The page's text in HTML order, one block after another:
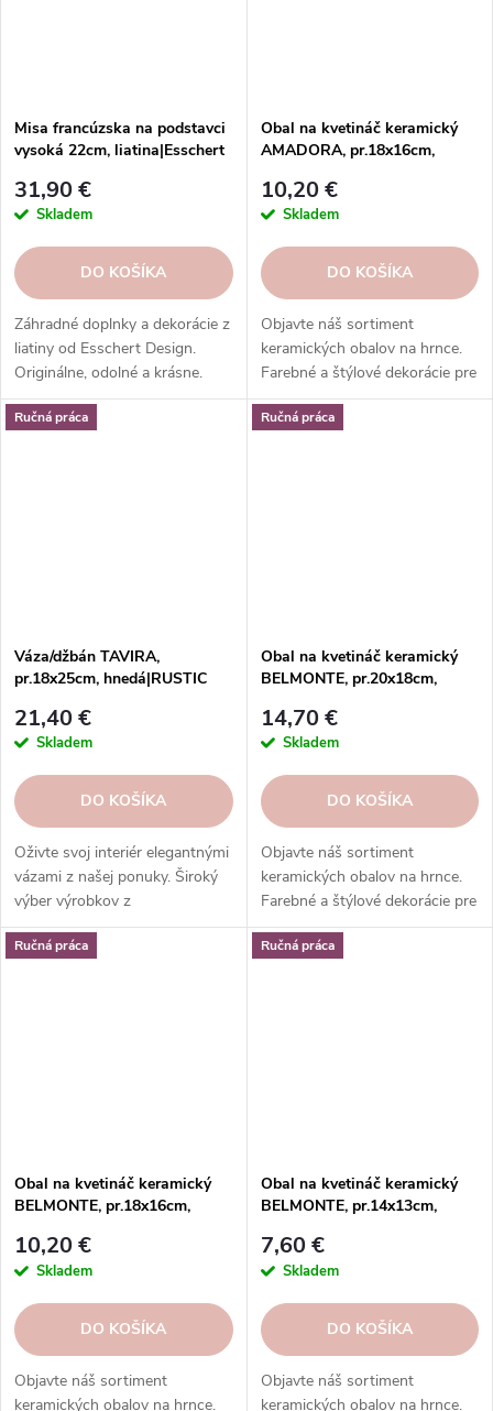
Misa francúzska na podstavci
vysoká 22cm, liatina|Esschert
31,90 €
Skladem
DO KOŠÍKA
Záhradné doplnky a dekorácie z
liatiny od Esschert Design.
Originálne, odolné a krásne.
Objednajte si ešte dnes.
Obal na kvetináč keramický
AMADORA, pr.18x16cm,
10,20 €
Skladem
DO KOŠÍKA
Objavte náš sortiment
keramických obalov na hrnce.
Farebné a štýlové dekorácie pre
vaše rastliny. Objednajte si ešte
dnes.
Ručná práca
Váza/džbán TAVIRA,
pr.18x25cm, hnedá|RUSTIC
21,40 €
Skladem
DO KOŠÍKA
Oživte svoj interiér elegantnými
vázami z našej ponuky. Široký
výber výrobkov z
recyklovaného skla. Rôzne
veľkosti, tvary a motívy.
Ručná práca
Obal na kvetináč keramický
BELMONTE, pr.20x18cm,
14,70 €
Skladem
DO KOŠÍKA
Objavte náš sortiment
keramických obalov na hrnce.
Farebné a štýlové dekorácie pre
vaše rastliny. Objednajte si ešte
dnes.
Ručná práca
Obal na kvetináč keramický
BELMONTE, pr.18x16cm,
10,20 €
Skladem
DO KOŠÍKA
Objavte náš sortiment
keramických obalov na hrnce.
Ručná práca
Obal na kvetináč keramický
BELMONTE, pr.14x13cm,
7,60 €
Skladem
DO KOŠÍKA
Objavte náš sortiment
keramických obalov na hrnce.